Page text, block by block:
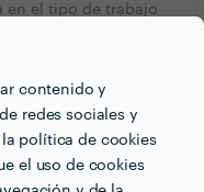
contenido y
redes sociales y
política de cookies
el uso de cookies
en el tipo de trabajo
que estén